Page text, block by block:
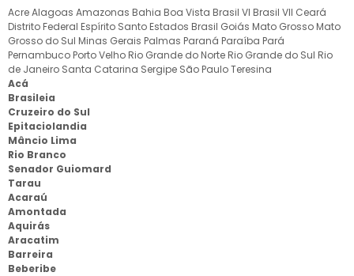
AcreAlagoas Amazonas Bahia Boa Vista Brasil VI Brasil VII Ceará
Distrito Federal Espírito Santo Estados Brasil Goiás Mato Grosso Mato
Grosso do Sul Minas Gerais Palmas Paraná Paraíba Pará
Pernambuco Porto Velho Rio Grande do Norte Rio Grande do Sul Rio
de Janeiro Santa Catarina Sergipe São PauloTeresina
Acá
Brasileia
Cruzeiro do Sul
Epitaciolandia
Mâncio Lima
Rio Branco
Senador Guiomard
Tarau
Acaraú
Amontada
Aquirás
Aracatim
Barreira
Beberibe